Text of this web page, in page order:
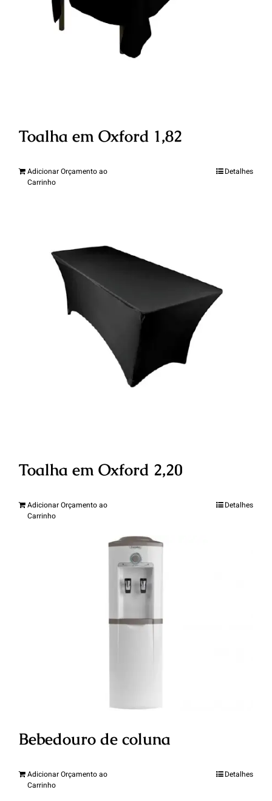
Toalha em Oxford 1,82
Adicionar Orçamento ao
Carrinho
Detalhes
Toalha em Oxford 2,20
Adicionar Orçamento ao
Carrinho
Detalhes
Bebedouro de coluna
Adicionar Orçamento ao
Carrinho
Detalhes